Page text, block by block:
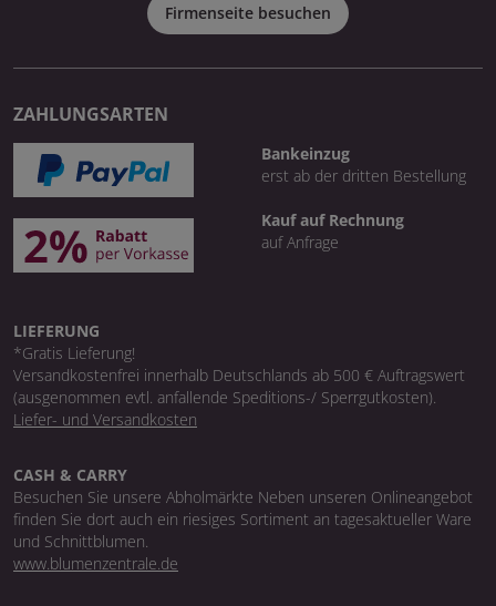
Firmenseite besuchen
ZAHLUNGSARTEN
Bankeinzug
erst ab der dritten Bestellung
Kauf auf Rechnung
auf Anfrage
LIEFERUNG
*Gratis Lieferung!
Versandkostenfrei innerhalb Deutschlands ab 500 € Auftragswert
(ausgenommen evtl. anfallende Speditions-/ Sperrgutkosten).
Liefer- und Versandkosten
CASH & CARRY
Besuchen Sie unsere Abholmärkte Neben unseren Onlineangebot
finden Sie dort auch ein riesiges Sortiment an tagesaktueller Ware
und Schnittblumen.
www.blumenzentrale.de